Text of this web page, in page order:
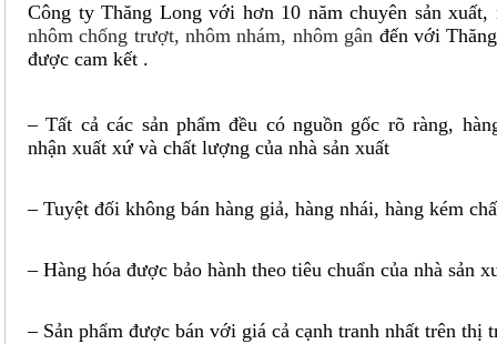
Công ty Thăng Long với hơn 10 năm chuyên sản
nhôm chống trượt, nhôm nhám, nhôm gân đến với
được cam kết .
– Tất cả các sản phẩm đều có nguồn gốc rõ ràng,
nhận xuất xứ và chất lượng của nhà sản xuất
– Tuyệt đối không bán hàng giả, hàng nhái, hàng kém
– Hàng hóa được bảo hành theo tiêu chuẩn của nhà sản
– Sản phẩm được bán với giá cả cạnh tranh nhất trên thị